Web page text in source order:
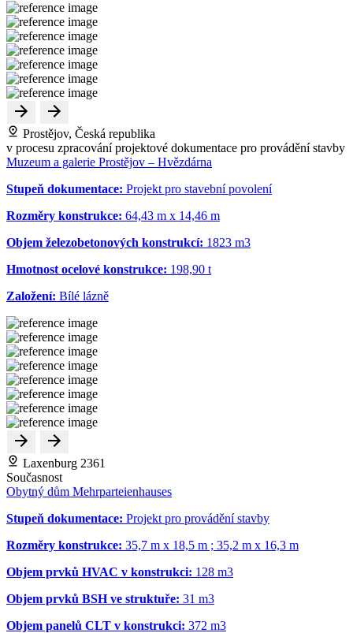
Prostějov, Česká republika
v procesu zpracování projektové dokumentace pro provádění stavby
Muzeum a galerie Prostějov – Hvězdárna
Stupeň dokumentace: Projekt pro stavební povolení
Rozměry konstrukce: 64,43 m x 14,46 m
Objem železobetonových konstrukcí: 1823 m3
Hmotnost ocelové konstrukce: 198,90 t
Založení: Bílé lázně
Laxenburg 2361
Současnost
Obytný dům Mehrparteienhauses
Stupeň dokumentace: Projekt pro provádění stavby
Rozměry konstrukce: 35,7 m x 18,5 m ; 35,2 m x 16,3 m
Objem prvků HVAC v konstrukci: 128 m3
Objem prvků BSH ve struktuře: 31 m3
Objem panelů CLT v konstrukci: 372 m3